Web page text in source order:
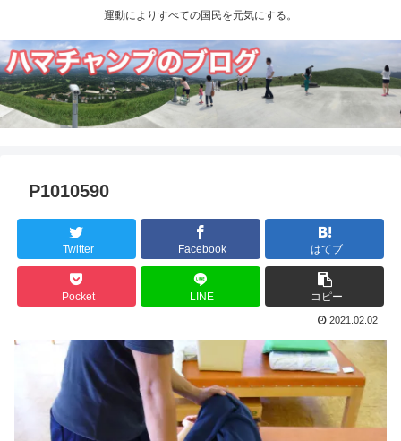
運動によりすべての国民を元気にする。
P1010590
Twitter Facebook はてブ
Pocket LINE コピー
2021.02.02